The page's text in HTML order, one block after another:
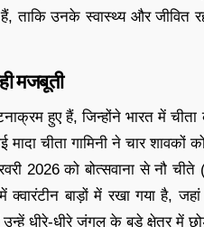
ताकि उनके स्वास्थ्य और जीवित
मजबूती
हुए हैं, जिन्होंने भारत में
चीता गामिनी ने चार शावकों
2026 को बोत्सवाना से नौ चीते
क्वारंटीन बाड़ों में रखा गया है,
धीरे-धीरे जंगल के बड़े क्षेत्र में